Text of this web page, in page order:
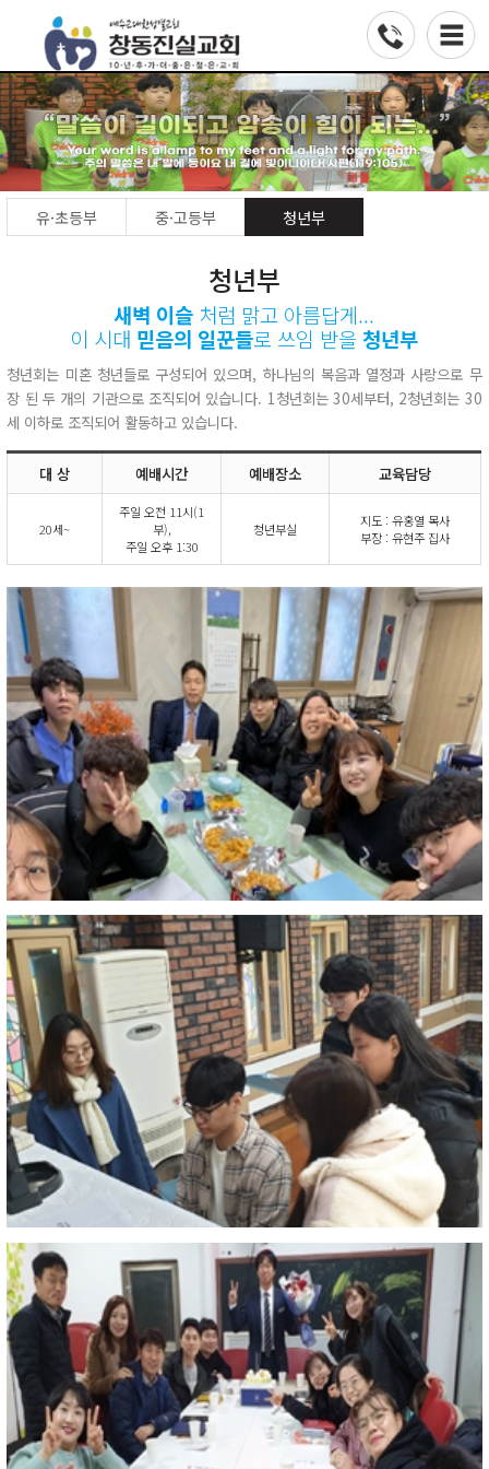
유·초등부 중·고등부 청년부
청년부
새벽 이슬 처럼 맑고 아름답게...
이 시대 믿음의 일꾼들로 쓰임 받을 청년부
청년회는 미혼 청년들로 구성되어 있으며, 하나님의 복음과 열정과 사랑으로 무
장 된 두 개의 기관으로 조직되어 있습니다. 1청년회는 30세부터, 2청년회는 30
세 이하로 조직되어 활동하고 있습니다.
대 상 예배시간 예배장소 교육담당
20세~
주일 오전 11시(1
부),
주일 오후 1:30
청년부실
지도 : 유홍열 목사
부장 : 유현주 집사